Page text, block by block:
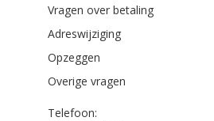
Vragen over betaling
Adreswijziging
Opzeggen
Overige vragen
Telefoon: